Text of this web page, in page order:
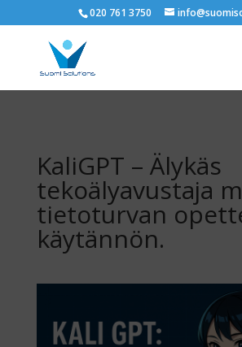
020 761 3750
KaliGPT – Älykäs
tekoälyavustaja
tietoturvan
käytännön.